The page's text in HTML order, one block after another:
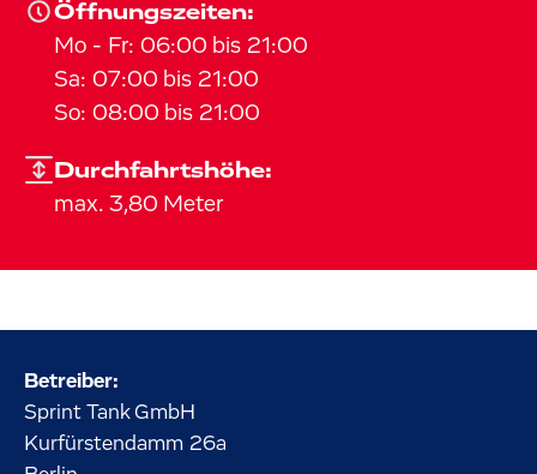
Öffnungszeiten:
Mo - Fr: 06:00 bis 21:00
Sa: 07:00 bis 21:00
So: 08:00 bis 21:00
Durchfahrtshöhe:
max. 3,80 Meter
Betreiber:
Sprint Tank GmbH
Kurfürstendamm 26a